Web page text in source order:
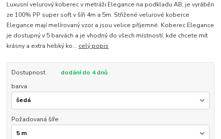
Luxusní velurový koberec v metráži Elegance na podkladu AB, je vyráběn
ze 100% PP super soft v šíři 4m a 5m. Střižené velurové koberce
Elegance mají melírovaný vzor a jsou velice příjemné. Koberec Elegance
je dostupný v 5 barvách a je vhodný do všech místností, kde chcete mít
krásny a extra hebký ko... celý popis
Dostupnost
dodání do 4 dnů
barva
Požadovaná šíře